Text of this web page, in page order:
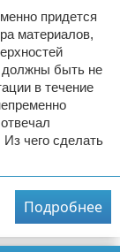
придется
материалов,
должны быть не
в течение
чего сделать
Подробнее